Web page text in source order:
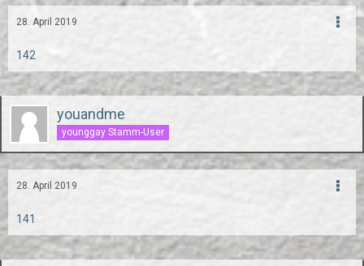
28. April 2019
142
youandme
younggay Stamm-User
28. April 2019
141